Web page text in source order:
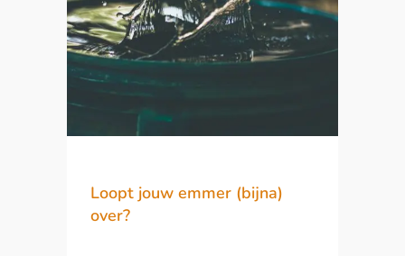
Loopt jouw emmer (bijna)
over?